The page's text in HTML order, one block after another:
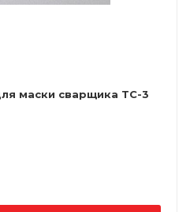
маски сварщика ТС-3